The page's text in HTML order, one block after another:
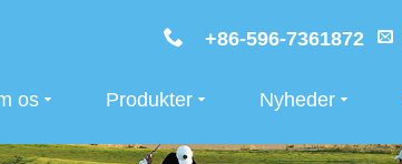
+86-596-7361872
os Produkter Nyheder